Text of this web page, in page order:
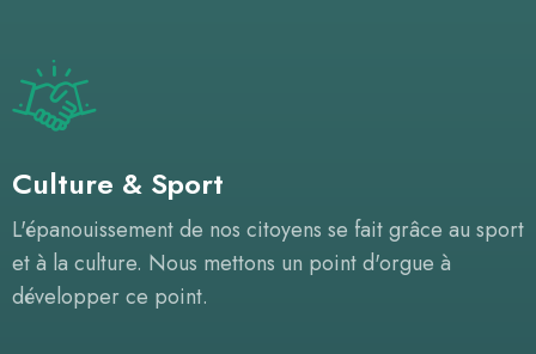
Culture & Sport
L'épanouissement de nos citoyens se fait grâce au sport
et à la culture. Nous mettons un point d'orgue à
développer ce point.